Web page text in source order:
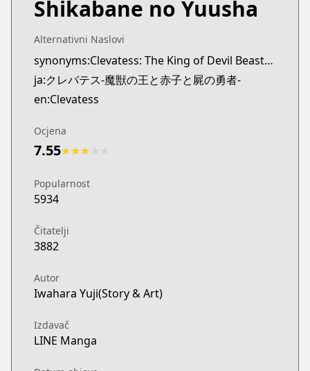
Shikabane no Yuusha
Alternativni Naslovi
synonyms:Clevatess: The King of Devil Beasts, The Baby and the Brave of Undead
ja:クレバテス-魔獣の王と赤子と屍の勇者-
en:Clevatess
Ocjena
7.55★★★
Popularnost
5934
Čitatelji
3882
Autor
Iwahara Yuji(Story & Art)
Izdavač
LINE Manga